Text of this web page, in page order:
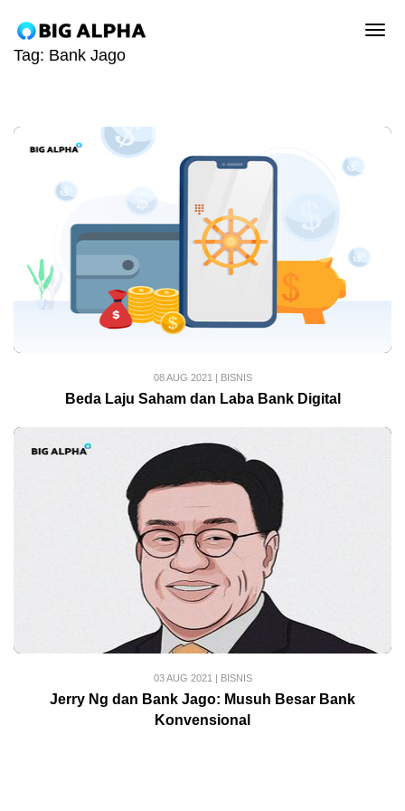
Tag: Bank Jago
08 AUG 2021 | BISNIS
Beda Laju Saham dan Laba Bank Digital
03 AUG 2021 | BISNIS
Jerry Ng dan Bank Jago: Musuh Besar Bank
Konvensional